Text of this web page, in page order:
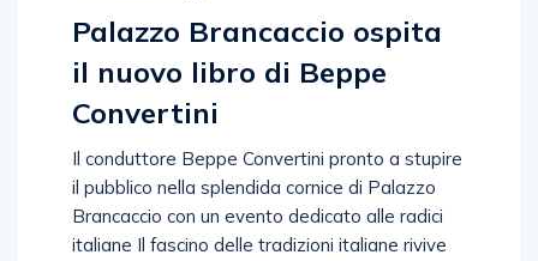
Palazzo Brancaccio ospita
il nuovo libro di Beppe
Convertini
Il conduttore Beppe Convertini pronto a stupire
il pubblico nella splendida cornice di Palazzo
Brancaccio con un evento dedicato alle radici
italiane Il fascino delle tradizioni italiane rivive